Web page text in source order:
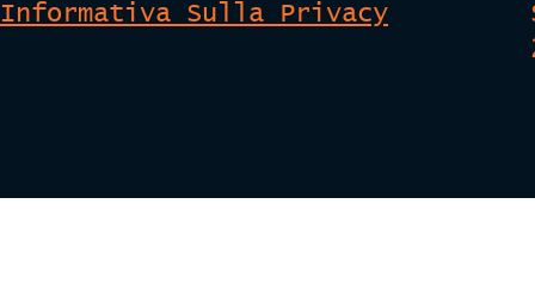
Informativa Sulla Privacy